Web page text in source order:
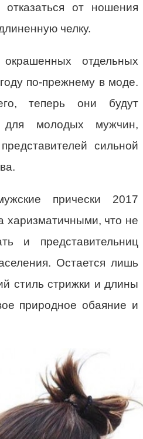
отказаться от ношения
челку.
отдельных
по-прежнему в моде.
теперь они будут
для молодых мужчин,
сильной
прически 2017
харизматичными, что не
и представительниц
Остается лишь
стиль стрижки и длины
природное обаяние и